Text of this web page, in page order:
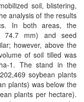
soil, blistering,
analysis of the results
In both areas, the
74.7 mm) and seed
however, above the
of soil tilled was
1. The stand in the
soybean plants
plants) was below the
plants per hectare).